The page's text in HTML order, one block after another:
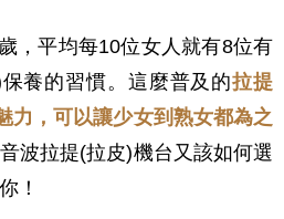
，平均每10位女人就有8位有
養的習慣。這麼普及的拉提
力，可以讓少女到熟女都為之
波拉提(拉皮)機台又該如何選
！